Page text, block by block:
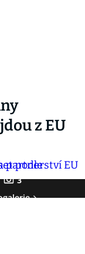
z EU
3